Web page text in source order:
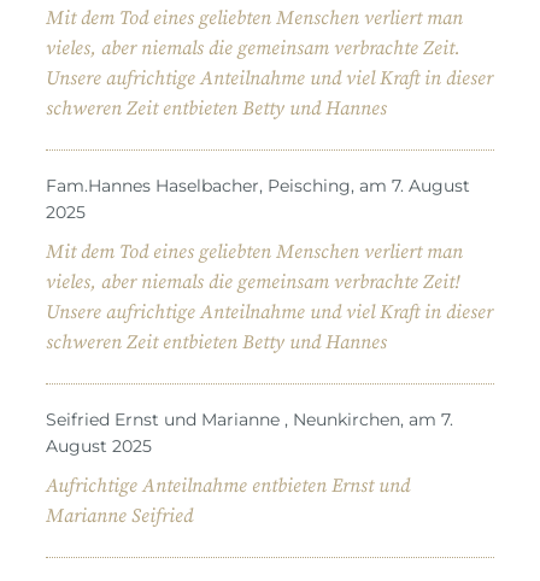
Mit dem Tod eines geliebten Menschen verliert man
vieles, aber niemals die gemeinsam verbrachte Zeit.
Unsere aufrichtige Anteilnahme und viel Kraft in dieser
schweren Zeit entbieten Betty und Hannes
Fam.Hannes Haselbacher, Peisching, am 7. August
2025
Mit dem Tod eines geliebten Menschen verliert man
vieles, aber niemals die gemeinsam verbrachte Zeit!
Unsere aufrichtige Anteilnahme und viel Kraft in dieser
schweren Zeit entbieten Betty und Hannes
Seifried Ernst und Marianne , Neunkirchen, am 7.
August 2025
Aufrichtige Anteilnahme entbieten Ernst und
Marianne Seifried